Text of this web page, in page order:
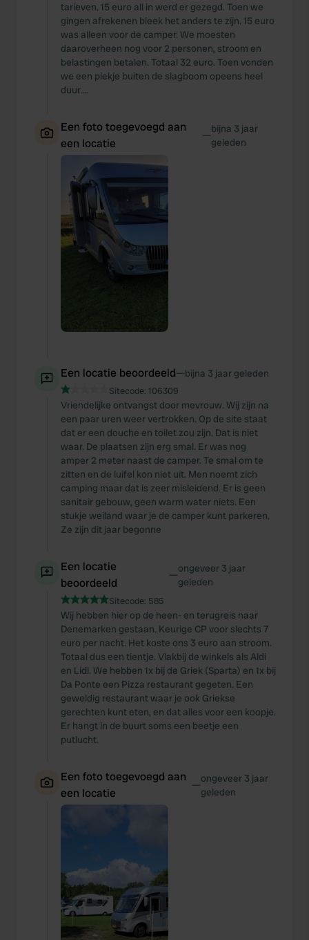
tarieven. 15 euro all in werd er gezegd. Toen we
gingen afrekenen bleek het anders te zijn. 15 euro
was alleen voor de camper. We moesten
daaroverheen nog voor 2 personen, stroom en
belastingen betalen. Totaal 32 euro. Toen vonden
we een plekje buiten de slagboom opeens heel
duur....
Een foto toegevoegd aan
een locatie
—bijna 3 jaar
geleden
Een locatie beoordeeld—bijna 3 jaar geleden
Sitecode: 106309
Vriendelijke ontvangst door mevrouw. Wij zijn na
een paar uren weer vertrokken. Op de site staat
dat er een douche en toilet zou zijn. Dat is niet
waar. De plaatsen zijn erg smal. Er was nog
amper 2 meter naast de camper. Te smal om te
zitten en de luifel kon niet uit. Men noemt zich
camping maar dat is zeer misleidend. Er is geen
sanitair gebouw, geen warm water niets. Een
stukje weiland waar je de camper kunt parkeren.
Ze zijn dit jaar begonne
Een locatie
beoordeeld
—ongeveer 3 jaar
geleden
Sitecode: 585
Wij hebben hier op de heen- en terugreis naar
Denemarken gestaan. Keurige CP voor slechts 7
euro per nacht. Het koste ons 3 euro aan stroom.
Totaal dus een tientje. Vlakbij de winkels als Aldi
en Lidl. We hebben 1x bij de Griek (Sparta) en 1x bij
Da Ponte een Pizza restaurant gegeten. Een
geweldig restaurant waar je ook Griekse
gerechten kunt eten, en dat alles voor een koopje.
Er hangt in de buurt soms een beetje een
putlucht.
Een foto toegevoegd aan
een locatie
—ongeveer 3 jaar
geleden